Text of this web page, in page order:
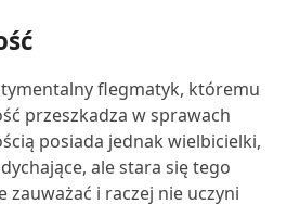
flegmatyk, któremu
przeszkadza w sprawach
posiada jednak wielbicielki,
ale stara się tego
zauważać i raczej nie uczyni